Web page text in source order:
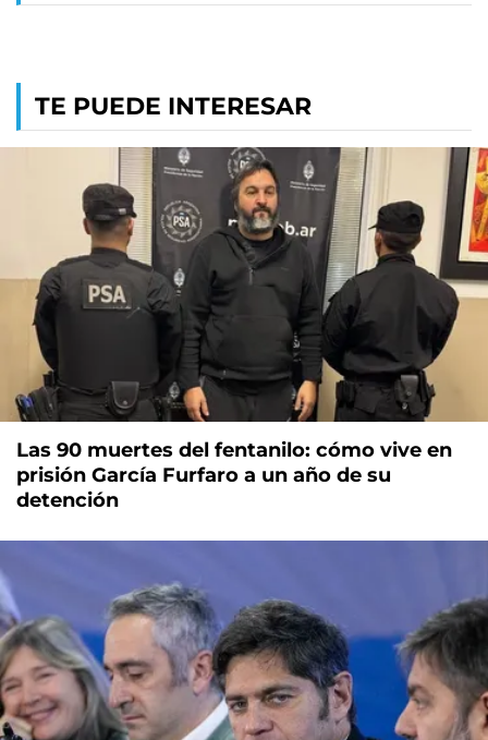
TE PUEDE INTERESAR
Las 90 muertes del fentanilo: cómo vive en
prisión García Furfaro a un año de su
detención